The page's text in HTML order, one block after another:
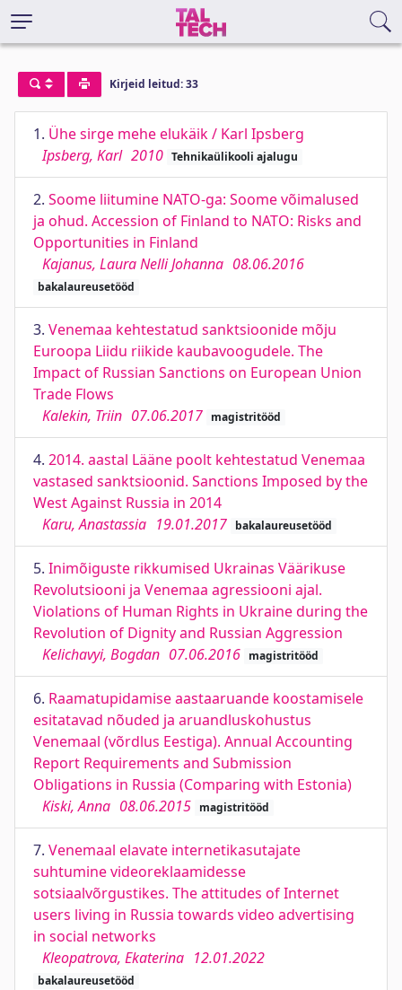
Kirjeid leitud: 33
1. Ühe sirge mehe elukäik / Karl Ipsberg
Ipsberg, Karl 2010 Tehnikaülikooli ajalugu
2. Soome liitumine NATO-ga: Soome võimalused
ja ohud. Accession of Finland to NATO: Risks and
Opportunities in Finland
Kajanus, Laura Nelli Johanna 08.06.2016
bakalaureusetööd
3. Venemaa kehtestatud sanktsioonide mõju
Euroopa Liidu riikide kaubavoogudele. The
Impact of Russian Sanctions on European Union
Trade Flows
Kalekin, Triin 07.06.2017 magistritööd
4. 2014. aastal Lääne poolt kehtestatud Venemaa
vastased sanktsioonid. Sanctions Imposed by the
West Against Russia in 2014
Karu, Anastassia 19.01.2017 bakalaureusetööd
5. Inimõiguste rikkumised Ukrainas Väärikuse
Revolutsiooni ja Venemaa agressiooni ajal.
Violations of Human Rights in Ukraine during the
Revolution of Dignity and Russian Аggression
Kelichavyi, Bogdan 07.06.2016 magistritööd
6. Raamatupidamise aastaaruande koostamisele
esitatavad nõuded ja aruandluskohustus
Venemaal (võrdlus Eestiga). Annual Accounting
Report Requirements and Submission
Obligations in Russia (Comparing with Estonia)
Kiski, Anna 08.06.2015 magistritööd
7. Venemaal elavate internetikasutajate
suhtumine videoreklaamidesse
sotsiaalvõrgustikes. The attitudes of Internet
users living in Russia towards video advertising
in social networks
Kleopatrova, Ekaterina 12.01.2022
bakalaureusetööd